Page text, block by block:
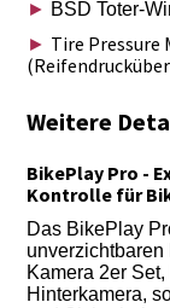
► BSD Toter-
► Tire Pressure
Weitere
BikePlay Pro -
Kontrolle für
Das BikePlay
unverzichtbaren
Kamera 2er
Hinterkamera,